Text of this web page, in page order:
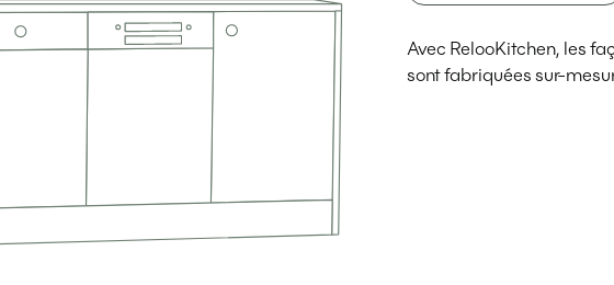
Avec RelooKitchen, les
sont fabriquées sur-